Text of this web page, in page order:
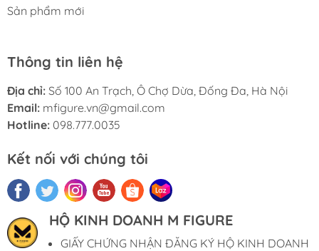
Sản phẩm mới
Thông tin liên hệ
Địa chỉ: Số 100 An Trạch, Ô Chợ Dừa, Đống Đa, Hà Nội
Email: mfigure.vn@gmail.com
Hotline: 098.777.0035
Kết nối với chúng tôi
HỘ KINH DOANH M FIGURE
GIẤY CHỨNG NHẬN ĐĂNG KÝ HỘ KINH DOANH